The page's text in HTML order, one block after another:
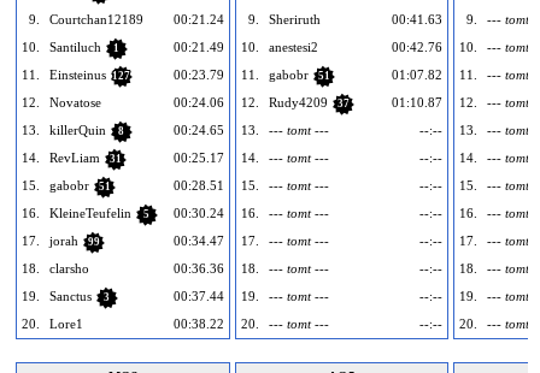
9.
Courtchan12189
00:21.24
10.
Santiluch 1
00:21.49
11.
Einsteinus 127
00:23.79
12.
Novatose
00:24.06
13.
killerQuin 8
00:24.65
14.
RevLiam 31
00:25.17
15.
gabobr 51
00:28.51
16.
KleineTeufelin 5
00:30.24
17.
jorah 99
00:34.47
18.
clarsho
00:36.36
19.
Sanctus 3
00:37.44
20.
Lore1 00:38.22
9.
Sheriruth
00:41.63
10.
anestesi2
00:42.76
11.
gabobr 51
01:07.82
12.
Rudy4209 37
01:10.87
13.
--- tomt ---
--:--
14.
--- tomt ---
--:--
15.
--- tomt ---
--:--
16.
--- tomt ---
--:--
17.
--- tomt ---
--:--
18.
--- tomt ---
--:--
19.
--- tomt ---
--:--
20.
--- tomt --- --:--
9.
--- tomt
10.
--- tomt
11.
--- tomt
12.
--- tomt
13.
--- tomt
14.
--- tomt
15.
--- tomt
16.
--- tomt
17.
--- tomt
18.
--- tomt
19.
--- tomt
20.
--- tomt